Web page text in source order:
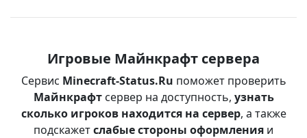
Игровые Майнкрафт сервера
Сервис Minecraft-Status.Ru поможет проверить
Майнкрафтсервер на доступность, узнать
сколько игроков находится на сервер, а также
подскажетслабые стороны оформления и